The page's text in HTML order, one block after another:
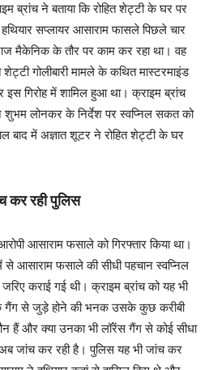
ब्रांच ने बताया कि रोहित शेट्टी के घर पर
हथियार सप्लायर आसाराम फासले पिछले चार
मैकेनिक के तौर पर काम कर रहा था। वह
शेट्टी गोलीबारी मामले के कथित मास्टरमाइंड
गिरोह में शामिल हुआ था। क्राइम ब्रांच
शुभम लोनकर के निर्देश पर स्वप्निल सकत को
बाद में अज्ञात शूटर ने रोहित शेट्टी के घर
कर रही पुलिस
आसाराम फसाले को गिरफ्तार किया था।
से आसाराम फसाले की सीधी पहचान स्वप्निल
कराई गई थी। क्राइम ब्रांच को यह भी
के गैंग से जुड़े होने की भनक उसके कुछ करीबी
हैं और क्या उनका भी लॉरेंस गैंग से कोई सीधा
जांच कर रही है। पुलिस यह भी जांच कर